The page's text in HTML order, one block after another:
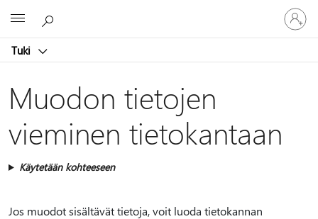
Tuki
Kirjaudu
sisään
tilille
Muodon tietojen
vieminen tietokantaan
Käytetään kohteeseen
Jos muodot sisältävät tietoja, voit luoda tietokannan